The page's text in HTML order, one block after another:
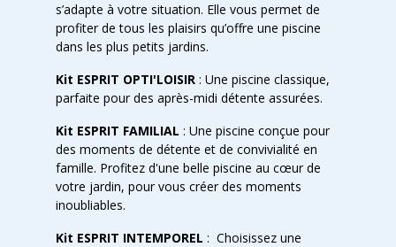
s’adapte à votre situation. Elle vous permet de
profiter de tous les plaisirs qu’offre une piscine
dans les plus petits jardins.
Kit ESPRIT OPTI'LOISIR: Une piscine classique,
parfaite pour des après-midi détente assurées.
Kit ESPRIT FAMILIAL : Une piscine conçue pour
des moments de détente et de convivialité en
famille. Profitez d'une belle piscine au cœur de
votre jardin, pour vous créer des moments
inoubliables.
Kit ESPRIT INTEMPOREL : Choisissez une